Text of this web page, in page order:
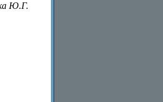
Ю.Г.